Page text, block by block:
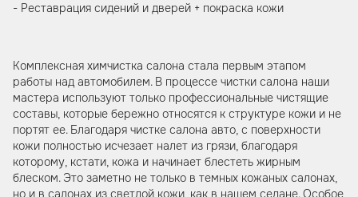
- Реставрация сидений и дверей + покраска кожи
Комплексная химчистка салона стала первым этапом
работы над автомобилем. В процессе чистки салона наши
мастера используют только профессиональные чистящие
составы, которые бережно относятся к структуре кожи и не
портят ее. Благодаря чистке салона авто, с поверхности
кожи полностью исчезает налет из грязи, благодаря
которому, кстати, кожа и начинает блестеть жирным
блеском. Это заметно не только в темных кожаных салонах,
но и в салонах из светлой кожи, как в нашем седане. Особое